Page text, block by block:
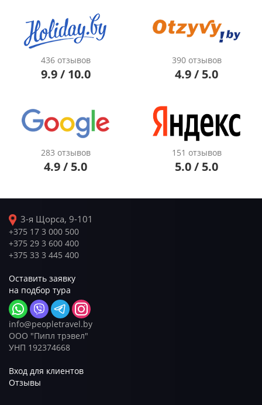
436 отзывов
9.9 / 10.0
390 отзывов
4.9 / 5.0
283 отзывов
4.9 / 5.0
151 отзывов
5.0 / 5.0
3-я Щорса, 9-101
+375 17 3 000 500
+375 29 3 600 400
+375 33 3 445 400
Оставить заявку
на подбор тура
info@peopletravel.by
ООО "Пипл трэвел"
УНП 192374668
Вход для клиентов
Отзывы